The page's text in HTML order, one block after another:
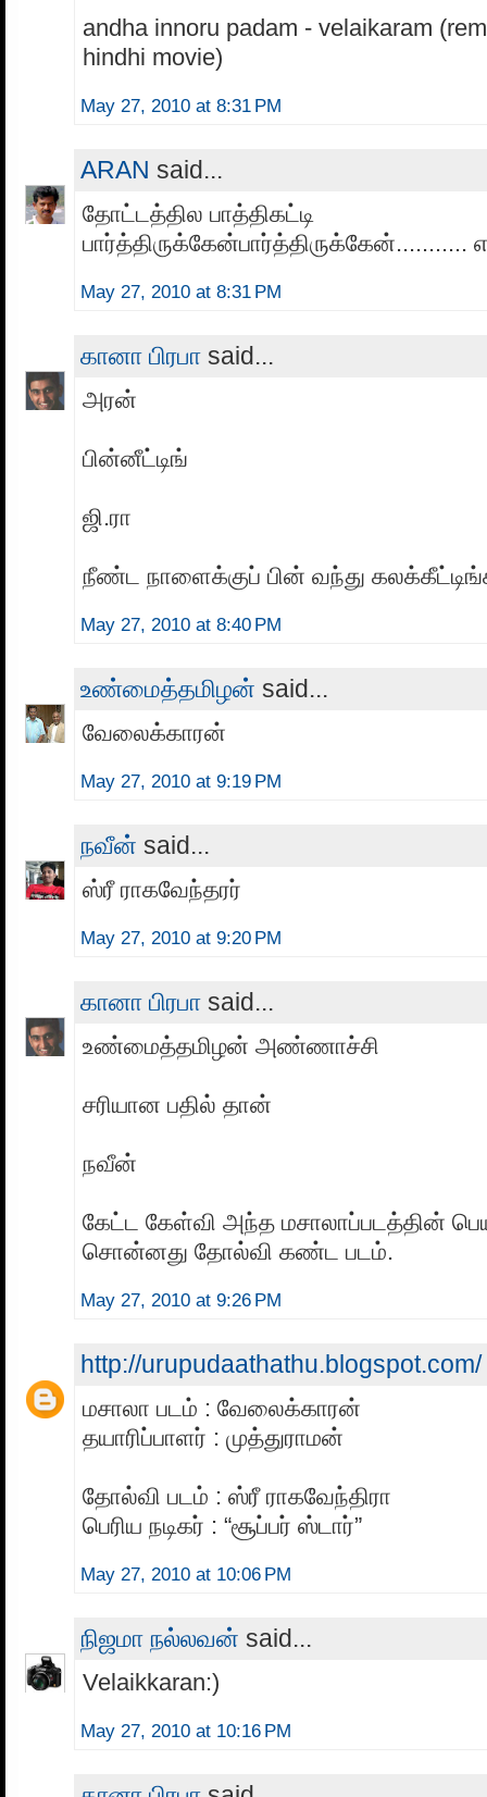
andha innoru padam - velaikaram
hindhi movie)
May 27, 2010 at 8:31 PM
ARAN said...
தோட்டத்தில பாத்திகட்டி
பார்த்திருக்கேன்பார்த்திருக்கேன்...........
May 27, 2010 at 8:31 PM
கானா பிரபா said...
அரன்
பின்னீட்டிங்
ஜி.ரா
நீண்ட நாளைக்குப் பின் வந்து
May 27, 2010 at 8:40 PM
உண்மைத்தமிழன் said...
வேலைக்காரன்
May 27, 2010 at 9:19 PM
நவீன் said...
ஸ்ரீ ராகவேந்தரர்
May 27, 2010 at 9:20 PM
கானா பிரபா said...
உண்மைத்தமிழன் அண்ணாச்சி
சரியான பதில் தான்
நவீன்
கேட்ட கேள்வி அந்த மசாலாப்படத்தின்
சொன்னது தோல்வி கண்ட படம்.
May 27, 2010 at 9:26 PM
http://urupudaathathu.blogspot.com/
மசாலா படம் : வேலைக்காரன்
தயாரிப்பாளர் : முத்துராமன்
தோல்வி படம் : ஸ்ரீ ராகவேந்திரா
பெரிய நடிகர் : “சூப்பர் ஸ்டார்”
May 27, 2010 at 10:06 PM
நிஜமா நல்லவன் said...
Velaikkaran:)
May 27, 2010 at 10:16 PM